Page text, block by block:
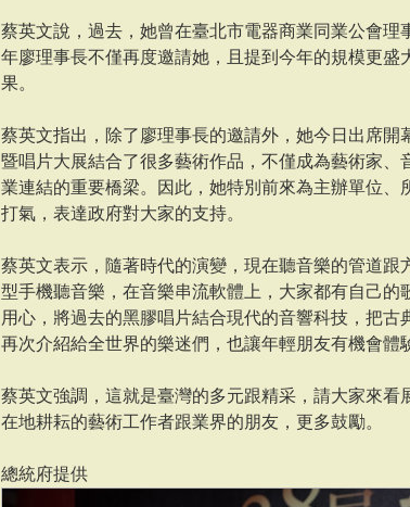
蔡英文說，過去，她曾在臺北市電器商業同業公會
年廖理事長不僅再度邀請她，且提到今年的規模更
果。
蔡英文指出，除了廖理事長的邀請外，她今日出席
暨唱片大展結合了很多藝術作品，不僅成為藝術家
業連結的重要橋梁。因此，她特別前來為主辦單位
打氣，表達政府對大家的支持。
蔡英文表示，隨著時代的演變，現在聽音樂的管道
型手機聽音樂，在音樂串流軟體上，大家都有自己
用心，將過去的黑膠唱片結合現代的音響科技，把古
再次介紹給全世界的樂迷們，也讓年輕朋友有機會體
蔡英文強調，這就是臺灣的多元跟精采，請大家來
在地耕耘的藝術工作者跟業界的朋友，更多鼓勵。
總統府提供